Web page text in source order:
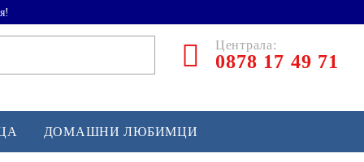
Централа:
0878 17 49 71
ДОМАШНИ ЛЮБИМЦИ